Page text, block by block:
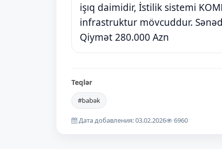
işıq daimidir, İstilik sistemi
infrastruktur mövcuddur. Sənəd
Qiymət 280.000 Azn
Teqlər
#babək
Дата добавления: 03.02.2026 6960